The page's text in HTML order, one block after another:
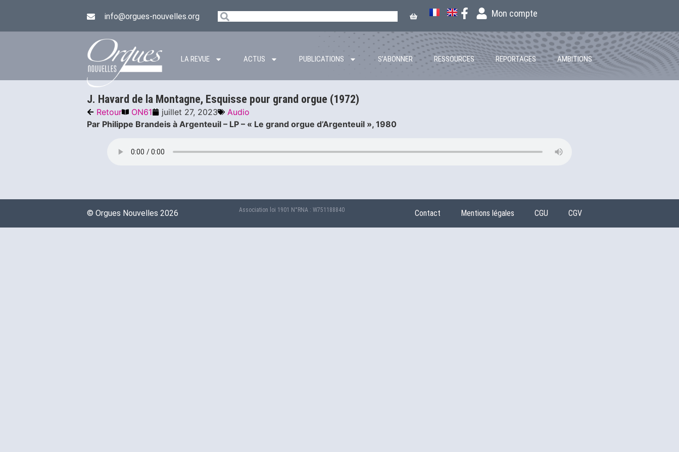
info@orgues-nouvelles.org Mon compte
LA REVUE ACTUS PUBLICATIONS S’ABONNER RESSOURCES REPORTAGES AMBITIONS
J. Havard de la Montagne, Esquisse pour grand orgue (1972)
Retour ON61 juillet 27, 2023
Audio
Par Philippe Brandeis à Argenteuil – LP – « Le grand orgue d’Argenteuil », 1980
©️ Orgues Nouvelles 2026 Association loi 1901 N°RNA : W751188840 Contact Mentions légales CGU CGV